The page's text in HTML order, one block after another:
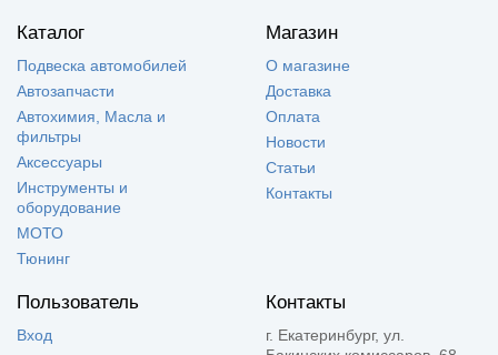
Каталог
Подвеска автомобилей
Автозапчасти
Автохимия, Масла и
фильтры
Аксессуары
Инструменты и
оборудование
МОТО
Тюнинг
Магазин
О магазине
Доставка
Оплата
Новости
Статьи
Контакты
Пользователь
Вход
Контакты
г. Екатеринбург, ул.